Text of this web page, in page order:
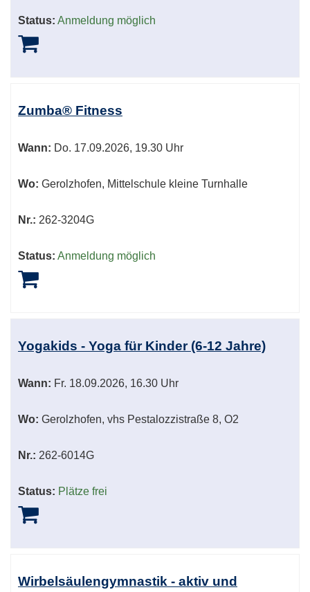
Status: Anmeldung möglich
Zumba® Fitness
Wann: Do. 17.09.2026, 19.30 Uhr
Wo: Gerolzhofen, Mittelschule kleine Turnhalle
Nr.: 262-3204G
Status: Anmeldung möglich
Yogakids - Yoga für Kinder (6-12 Jahre)
Wann: Fr. 18.09.2026, 16.30 Uhr
Wo: Gerolzhofen, vhs Pestalozzistraße 8, O2
Nr.: 262-6014G
Status: Plätze frei
Wirbelsäulengymnastik - aktiv und